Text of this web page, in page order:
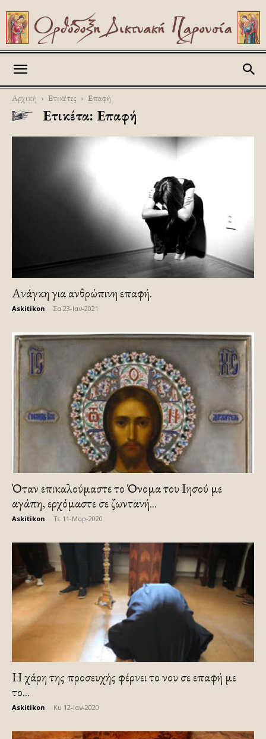
Αρχική Ετικέτες Επαφή
Ετικέτα: Επαφή
Ανάγκη για ανθρώπινη επαφή.
Askitikon Σα 23-Ιαν-2021
Όταν επικαλούμαστε το Όνομα του Ιησού με
αγάπη, ερχόμαστε σε ζωντανή...
Askitikon Τε 11-Μαρ-2020
Η χάρη της προσευχής φέρνει το νου σε επαφή με
το...
Askitikon Κυ 12-Ιαν-2020